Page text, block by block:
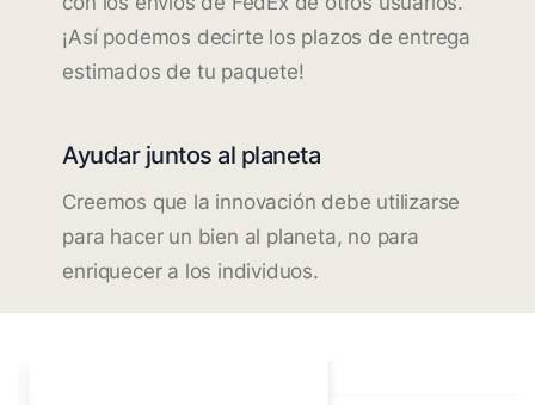
¡Así podemos decirte los plazos de entrega
estimados de tu paquete!
Ayudar juntos al planeta
Creemos que la innovación debe utilizarse
para hacer un bien al planeta, no para
enriquecer a los individuos.